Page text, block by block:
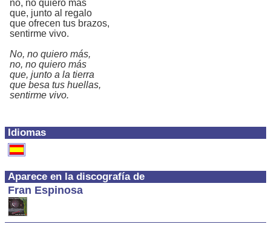
Idiomas
Aparece en la discografía de
Fran Espinosa
no, no quiero más
que, junto al regalo
que ofrecen tus brazos,
sentirme vivo.
No, no quiero más,
no, no quiero más
que, junto a la tierra
que besa tus huellas,
sentirme vivo.